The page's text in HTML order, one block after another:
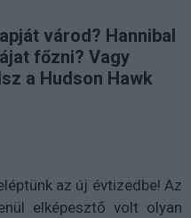
várod? Hannibal
főzni? Vagy
a Hudson Hawk
az új évtizedbe! Az
elképesztő volt olyan